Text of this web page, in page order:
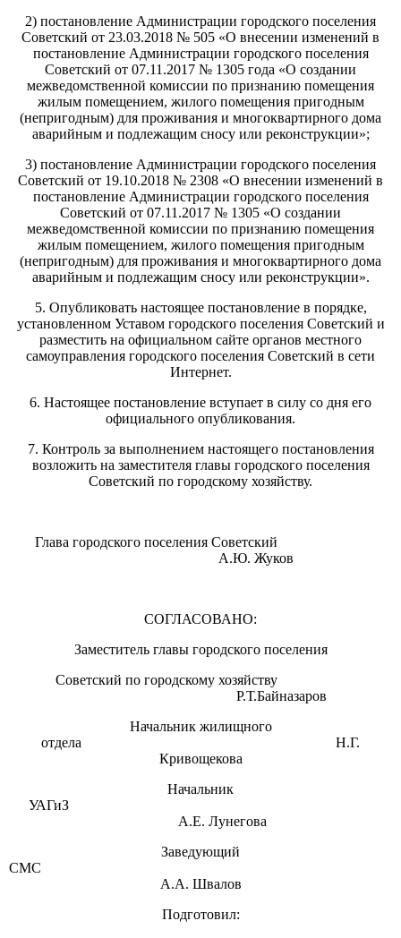
2) постановление Администрации городского поселения
Советский от 23.03.2018 № 505 «О внесении изменений в
постановление Администрации городского поселения
Советский от 07.11.2017 № 1305 года «О создании
межведомственной комиссии по признанию помещения
жилым помещением, жилого помещения пригодным
(непригодным) для проживания и многоквартирного дома
аварийным и подлежащим сносу или реконструкции»;
3) постановление Администрации городского поселения
Советский от 19.10.2018 № 2308 «О внесении изменений в
постановление Администрации городского поселения
Советский от 07.11.2017 № 1305 «О создании
межведомственной комиссии по признанию помещения
жилым помещением, жилого помещения пригодным
(непригодным) для проживания и многоквартирного дома
аварийным и подлежащим сносу или реконструкции».
5. Опубликовать настоящее постановление в порядке,
установленном Уставом городского поселения Советский и
разместить на официальном сайте органов местного
самоуправления городского поселения Советский в сети
Интернет.
6. Настоящее постановление вступает в силу со дня его
официального опубликования.
7. Контроль за выполнением настоящего постановления
возложить на заместителя главы городского поселения
Советский по городскому хозяйству.
Глава городского поселения Советский
А.Ю. Жуков
СОГЛАСОВАНО:
Заместитель главы городского поселения
Советский по городскому хозяйству
Р.Т.Байназаров
Начальник жилищного
отдела Н.Г.
Кривощекова
Начальник
УАГиЗ
А.Е. Лунегова
Заведующий
СМС
А.А. Швалов
Подготовил: